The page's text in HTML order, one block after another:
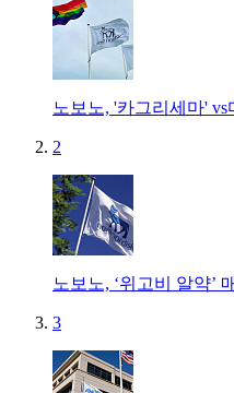
노보노, '카그리세마'
2
노보노, ‘위고비 알약’
3